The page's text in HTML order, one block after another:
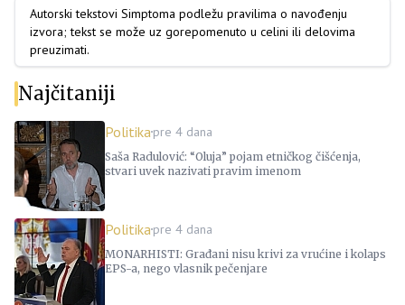
Autorski tekstovi Simptoma podležu pravilima o navođenju
izvora; tekst se može uz gorepomenuto u celini ili delovima
preuzimati.
Najčitaniji
Politikapre 4 dana
Saša Radulović: “Oluja” pojam etničkog čišćenja,
stvari uvek nazivati pravim imenom
Politikapre 4 dana
MONARHISTI: Građani nisu krivi za vrućine i kolaps
EPS-a, nego vlasnik pečenjare